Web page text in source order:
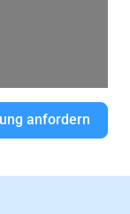
anfordern